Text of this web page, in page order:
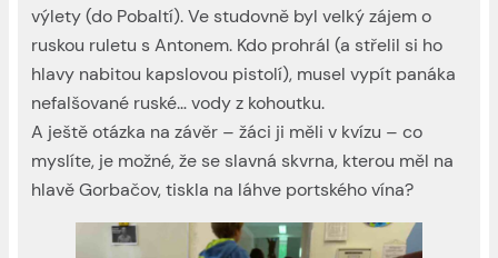
výlety (do Pobaltí). Ve studovně byl velký zájem o
ruskou ruletu s Antonem. Kdo prohrál (a střelil si ho
hlavy nabitou kapslovou pistolí), musel vypít panáka
nefalšované ruské… vody z kohoutku.
A ještě otázka na závěr – žáci ji měli v kvízu – co
myslíte, je možné, že se slavná skvrna, kterou měl na
hlavě Gorbačov, tiskla na láhve portského vína?